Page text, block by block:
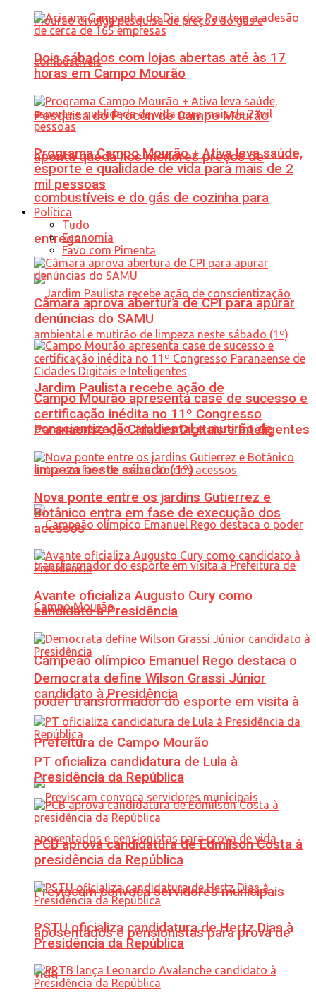
Pesquisa do Procon de Campo Mourão
aponta queda nos menores preços de
combustíveis e do gás de cozinha para
entrega
Jardim Paulista recebe ação de
conscientização ambiental e mutirão de
limpeza neste sábado (1º)
Campeão olímpico Emanuel Rego destaca o
poder transformador do esporte em visita à
Prefeitura de Campo Mourão
Previscam convoca servidores municipais
aposentados e pensionistas para prova de
vida
Dois sábados com lojas abertas até às 17
horas em Campo Mourão
Programa Campo Mourão + Ativa leva saúde,
esporte e qualidade de vida para mais de 2
mil pessoas
Política
Tudo
Economia
Favo com Pimenta
Câmara aprova abertura de CPI para apurar
denúncias do SAMU
Campo Mourão apresenta case de sucesso e
certificação inédita no 11º Congresso
Paranaense de Cidades Digitais e Inteligentes
Nova ponte entre os jardins Gutierrez e
Botânico entra em fase de execução dos
acessos
Avante oficializa Augusto Cury como
candidato à Presidência
Democrata define Wilson Grassi Júnior
candidato à Presidência
PT oficializa candidatura de Lula à
Presidência da República
PCB aprova candidatura de Edmilson Costa à
presidência da República
PSTU oficializa candidatura de Hertz Dias à
Presidência da República